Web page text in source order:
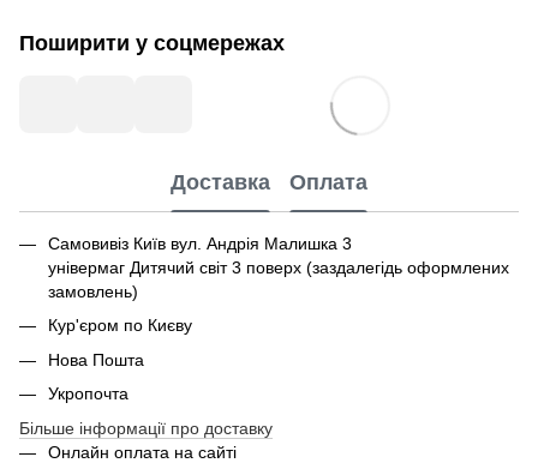
Поширити у соцмережах
Доставка Оплата
Самовивіз Київ вул. Андрія Малишка 3
універмаг Дитячий світ 3 поверх (заздалегідь оформлених
замовлень)
Кур'єром по Києву
Нова Пошта
Укропочта
Більше інформації про доставку
Онлайн оплата на сайті